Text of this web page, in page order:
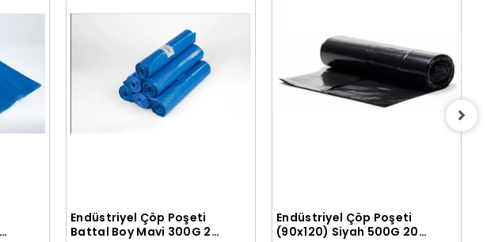
Sepete Ekle
Endüstriyel Çöp Poşeti
Battal Boy Mavi 300G 20
Sepete Ekle
Endüstriyel Çöp Poşeti
(90x120) Siyah 500G 20